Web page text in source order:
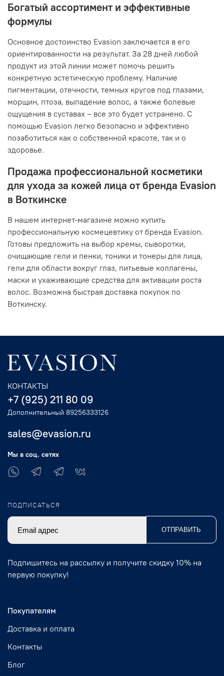
Богатый ассортимент и эффективные
формулы
Основное достоинство Evasion заключается в его
ориентированности на результат. За 28 дней любой
продукт из этой линии может помочь решить
конкретную эстетическую проблему. Наличие
пигментации, отечности, темных кругов под глазами,
морщин, птоза, выпадение волос, а также болевые
ощущения в суставах – все это будет устранено. С
помощью Evasion легко безопасно и эффективно
позаботиться как о собственной красоте, так и о
здоровье.
Продажа профессиональной косметики
для ухода за кожей лица от бренда Evasion
в Воткинске
В нашем интернет-магазине можно купить
профессиональную космецевтику от бренда Evasion.
Готовы предложить на выбор кремы, сыворотки,
очищающие гели и пенки, тоники и тонеры для лица,
гели для области вокруг глаз, питьевые коллагены,
маски и ухаживающие средства для активации роста
волос. Возможна быстрая доставка покупок по
Воткинску.
Покупателям
Доставка и оплата
Контакты
Блог
КОНТАКТЫ
+7 (925) 211 80 09
Дополнительный 89256333126
sales@evasion.ru
Мы в соц. сетях
ПОДПИСАТЬСЯ
ОТПРАВИТЬ
Подпишитесь на рассылку и получите скидку 10% на
первую покупку!